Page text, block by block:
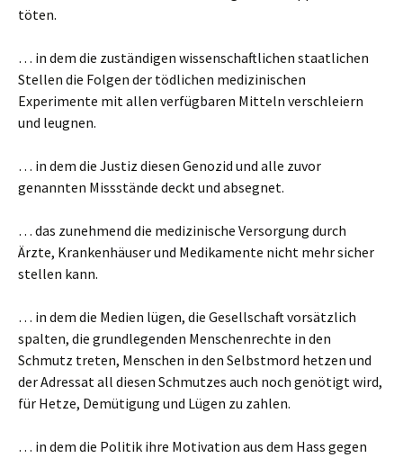
töten.
… in dem die zuständigen wissenschaftlichen staatlichen
Stellen die Folgen der tödlichen medizinischen
Experimente mit allen verfügbaren Mitteln verschleiern
und leugnen.
… in dem die Justiz diesen Genozid und alle zuvor
genannten Missstände deckt und absegnet.
… das zunehmend die medizinische Versorgung durch
Ärzte, Krankenhäuser und Medikamente nicht mehr sicher
stellen kann.
… in dem die Medien lügen, die Gesellschaft vorsätzlich
spalten, die grundlegenden Menschenrechte in den
Schmutz treten, Menschen in den Selbstmord hetzen und
der Adressat all diesen Schmutzes auch noch genötigt wird,
für Hetze, Demütigung und Lügen zu zahlen.
… in dem die Politik ihre Motivation aus dem Hass gegen